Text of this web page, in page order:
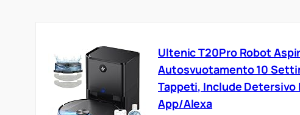
Ultenic T20Pro Robot
Autosvuotamento 10
Tappeti, Include
App/Alexa